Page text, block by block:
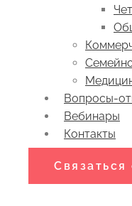
Вопросы-
Вебинары
Контакты
Связаться